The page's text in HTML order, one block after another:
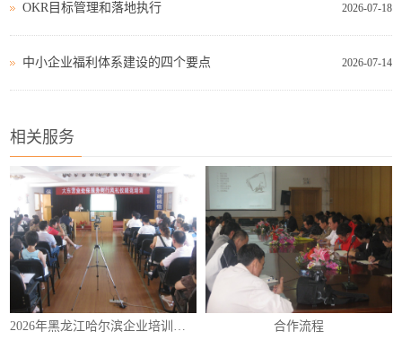
2026-07-18
OKR目标管理和落地执行
2026-07-14
中小企业福利体系建设的四个要点
相关服务
2026年黑龙江哈尔滨企业培训（内训）课程表 合作流程